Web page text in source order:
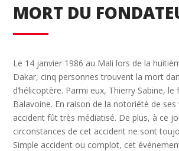
MORT DU
Le 14 janvier 1986 au Mali lors de la
Dakar, cinq personnes trouvent la mort
d’hélicoptère. Parmi eux, Thierry Sabine,
Balavoine. En raison de la notoriété de
accident fût très médiatisé. De plus, à ce
circonstances de cet accident ne sont
Simple accident ou complot, cet